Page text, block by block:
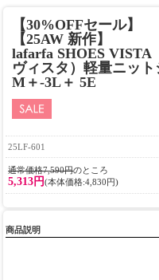
【30%OFFセール】
【25AW 新作】
lafarfa SHOES
ヴィスタ）軽量ニッ
M＋-3L＋ 5E
25LF-601
通常価格7,590円のところ
5,313円(本体価格:4,830円)
商品説明